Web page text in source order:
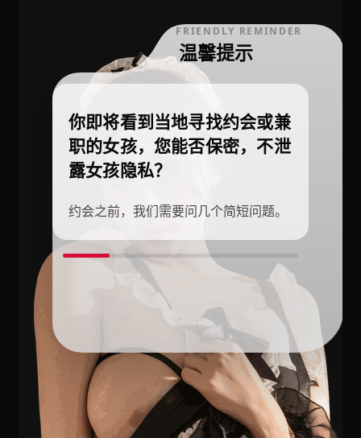
FRIENDLY REMINDER
温馨提示
你即将看到当地寻找约会或兼
职的女孩，您能否保密，不泄
露女孩隐私？
约会之前，我们需要问几个简短问题。